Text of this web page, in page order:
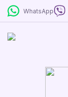
WhatsApp